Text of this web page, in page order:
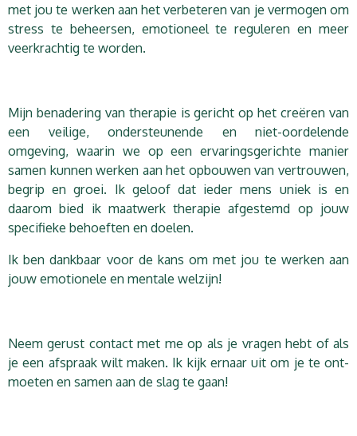
met jou te werken aan het verbeteren van je vermogen om
stress te beheersen, emotioneel te reguleren en meer
veerkrachtig te worden.
Mijn benadering van therapie is gericht op het creëren van
een veilige, ondersteunende en niet-oordelende
omgeving, waarin we op een ervaringsgerichte manier
samen kunnen werken aan het opbouwen van vertrouwen,
begrip en groei. Ik geloof dat ieder mens uniek is en
daarom bied ik maatwerk therapie afgestemd op jouw
specifieke behoeften en doelen.
Ik ben dankbaar voor de kans om met jou te werken aan
jouw emotionele en mentale welzijn!
Neem gerust contact met me op als je vragen hebt of als
je een afspraak wilt maken. Ik kijk ernaar uit om je te ont-
moeten en samen aan de slag te gaan!